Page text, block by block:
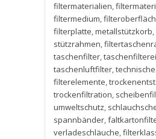
filtermaterialien,
filtermedium,
filterplatte,metallstützkorb,
stützrahmen,
taschenfilter,
taschenluftfilter,
filterelemente,
trockenfiltration,
umweltschutz,
spannbänder,
verladeschläuche,